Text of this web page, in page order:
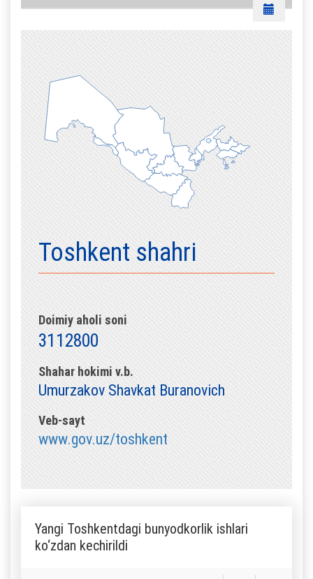
Toshkent shahri
Doimiy aholi soni
3112800
Shahar hokimi v.b.
Umurzakov Shavkat Buranovich
Veb-sayt
www.gov.uz/toshkent
Yangi Toshkentdagi bunyodkorlik ishlari
ko‘zdan kechirildi